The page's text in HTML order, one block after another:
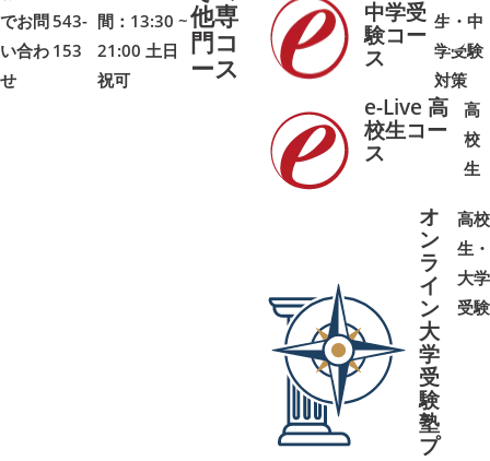
でお問
い合わ
せ
543-
153
間：13:30 ~
21:00 土日
祝可
他専
門コ
ース
中学受
験コー
ス
生・中
学受験
対策
➜➜
e-Live 高
校生コー
ス
高
校
生
➜➜
オ
ン
ラ
イ
ン
大
学
受
験
塾
プ
高校
生・
大学
受験